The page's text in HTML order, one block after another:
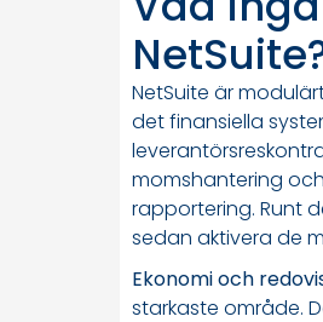
NetSuite är
det finansiella
momshantering
rapportering. Runt
sedan aktivera de
Ekonomi och
starkaste område.